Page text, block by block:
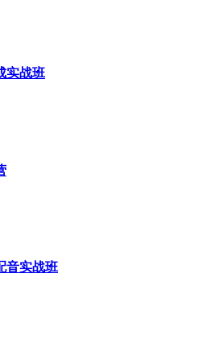
实战班
音实战班